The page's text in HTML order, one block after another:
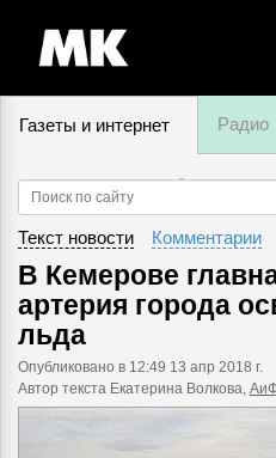
Газеты и интернет Радио
9 августа,
Текст новости Комментарии
В Кемерове
артерия города
льда
Опубликовано в 12:49 13 апр 2018 г.
Автор текста Екатерина Волкова,